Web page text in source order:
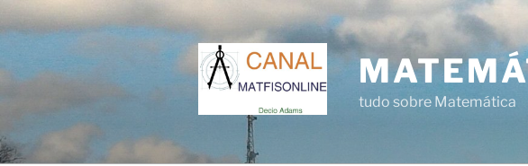
Pular
para
conteúdo
tudo sobre Matemática